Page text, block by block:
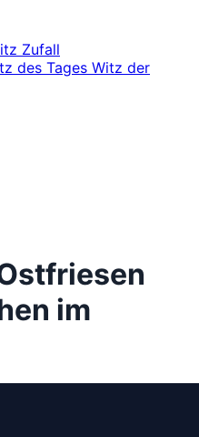
Zufall
des Tages Witz der
im